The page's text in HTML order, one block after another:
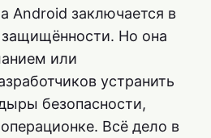
Android заключается в
защищённости. Но она
или
устранить
безопасности,
Всё дело в